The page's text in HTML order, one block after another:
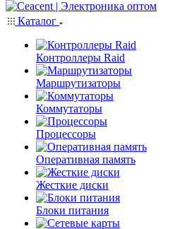
Каталог
Контроллеры Raid
Маршрутизаторы
Коммутаторы
Процессоры
Оперативная память
Жесткие диски
Блоки питания